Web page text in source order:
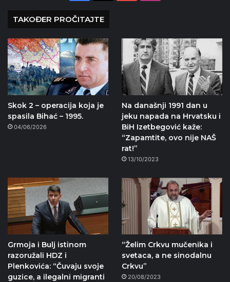
TAKOĐER PROČITAJTE
Skok 2 – operacija koja je
spasila Bihać – 1995.
04/06/2026
Na današnji 1991 dan u
jeku napada na Hrvatsku i
BiH Izetbegović kaže:
“Zapamtite, ovo nije NAŠ
rat!”
13/10/2023
Grmoja i Bulj istinom
razoružali HDZ i
Plenkovića: “Čuvaju svoje
guzice, a ilegalni migranti
“Želim Crkvu mučenika i
svetaca, a ne sinodalnu
Crkvu”
20/08/2023